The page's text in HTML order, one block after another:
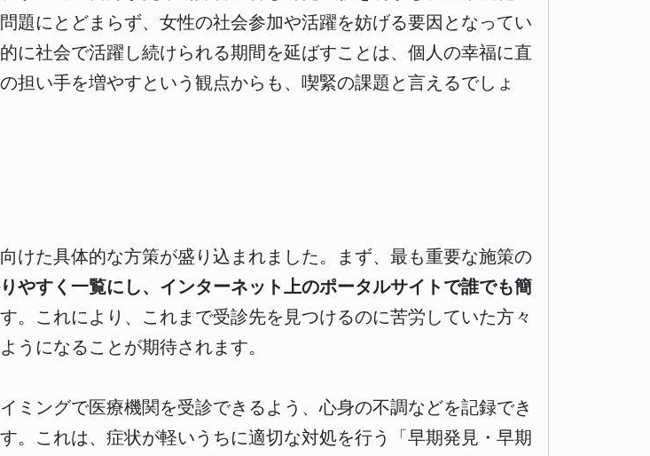
題にとどまらず、女性の社会参加や活躍を妨げる要因となってい
に社会で活躍し続けられる期間を延ばすことは、個人の幸福に直
担い手を増やすという観点からも、喫緊の課題と言えるでしょ
けた具体的な方策が盛り込まれました。まず、最も重要な施策の
やすく一覧にし、インターネット上のポータルサイトで誰でも簡
。これにより、これまで受診先を見つけるのに苦労していた方々
うになることが期待されます。
ミングで医療機関を受診できるよう、心身の不調などを記録でき
。これは、症状が軽いうちに適切な対処を行う「早期発見・早期